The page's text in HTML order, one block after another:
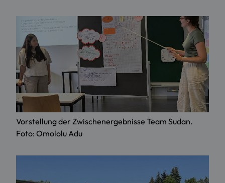
Vorstellung der Zwischenergebnisse Team Sudan.
Foto: Omololu Adu